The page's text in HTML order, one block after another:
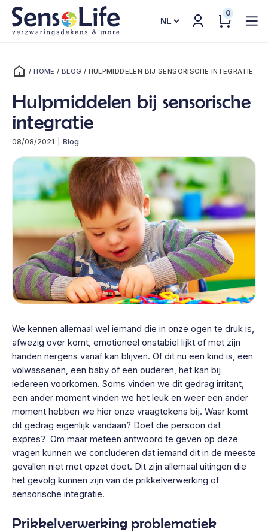
Kies
0
/HOME / BLOG / HULPMIDDELEN BIJ SENSORISCHE INTEGRATIE
Hulpmiddelen bij sensorische
integratie
08/08/2021 Blog
We kennen allemaal wel iemand die in onze ogen te druk is,
afwezig over komt, emotioneel onstabiel lijkt of met zijn
handen nergens vanaf kan blijven. Of dit nu een kind is, een
volwassenen, een baby of een ouderen, het kan bij
iedereen voorkomen. Soms vinden we dit gedrag irritant,
een ander moment vinden we het leuk en weer een ander
moment hebben we hier onze vraagtekens bij. Waar komt
dit gedrag eigenlijk vandaan? Doet die persoon dat
expres? Om maar meteen antwoord te geven op deze
vragen kunnen we concluderen dat iemand dit in de meeste
gevallen niet met opzet doet. Dit zijn allemaal uitingen die
het gevolg kunnen zijn van de prikkelverwerking of
sensorische integratie.
Prikkelverwerking problematiek